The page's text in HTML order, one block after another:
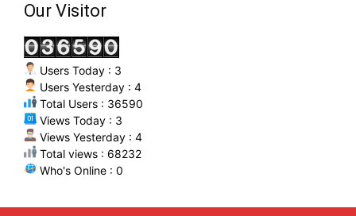
Our Visitor
Users Today : 3
Users Yesterday : 4
Total Users : 36590
Views Today : 3
Views Yesterday : 4
Total views : 68232
Who's Online : 0